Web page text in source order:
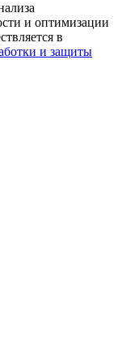
и оптимизации
в
и защиты